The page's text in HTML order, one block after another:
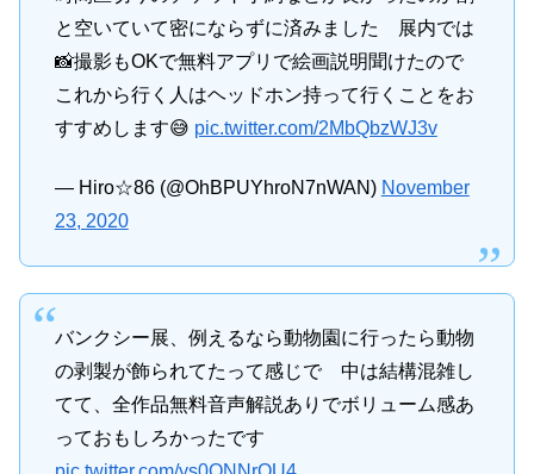
と空いていて密にならずに済みました 展内では
📸撮影もOKで無料アプリで絵画説明聞けたので
これから行く人はヘッドホン持って行くことをお
すすめします😅 pic.twitter.com/2MbQbzWJ3v
— Hiro☆86 (@OhBPUYhroN7nWAN) November
23, 2020
バンクシー展、例えるなら動物園に行ったら動物
の剥製が飾られてたって感じで 中は結構混雑し
てて、全作品無料音声解説ありでボリューム感あ
っておもしろかったです